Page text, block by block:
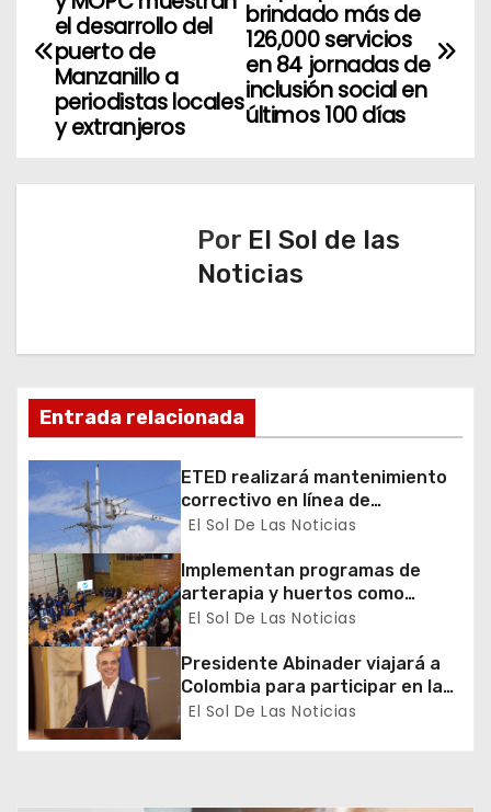
a
ó
n
d
e
e
n
t
r
a
brindado más de
126,000 servicios
en 84 jornadas de
inclusión social en
últimos 100 días
el desarrollo del
puerto de
Manzanillo a
periodistas locales
y extranjeros
Por El Sol de las
Noticias
Entrada relacionada
ETED realizará mantenimiento
correctivo en línea de
transmisión de la región Sur
El Sol De Las Noticias
Implementan programas de
arterapia y huertos como
herramientas para la
social
El Sol De Las Noticias
Presidente Abinader viajará a
Colombia para participar en la
toma de posesión de Abelardo
de la Espriella
El Sol De Las Noticias